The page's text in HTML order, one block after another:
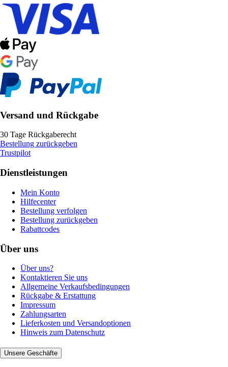
Versand und Rückgabe
30 Tage Rückgaberecht
Bestellung zurückgeben
Trustpilot
Dienstleistungen
Mein Konto
Hilfecenter
Bestellung verfolgen
Bestellung zurückgeben
Rabattcodes
Über uns
Über uns?
Kontaktieren Sie uns
Allgemeine Verkaufsbedingungen
Rückgabe & Erstattung
Impressum
Zahlungsarten
Lieferkosten und Versandoptionen
Hinweis zum Datenschutz
Unsere Geschäfte